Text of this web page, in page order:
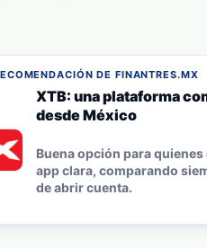
DE FINANTRES.MX
XTB: una plataforma
desde México
Buena opción para
app clara, comparando
de abrir cuenta.